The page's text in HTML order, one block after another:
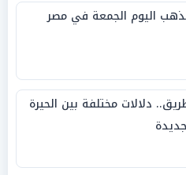
اليوم الجمعة في مصر
دلالات مختلفة بين الحيرة